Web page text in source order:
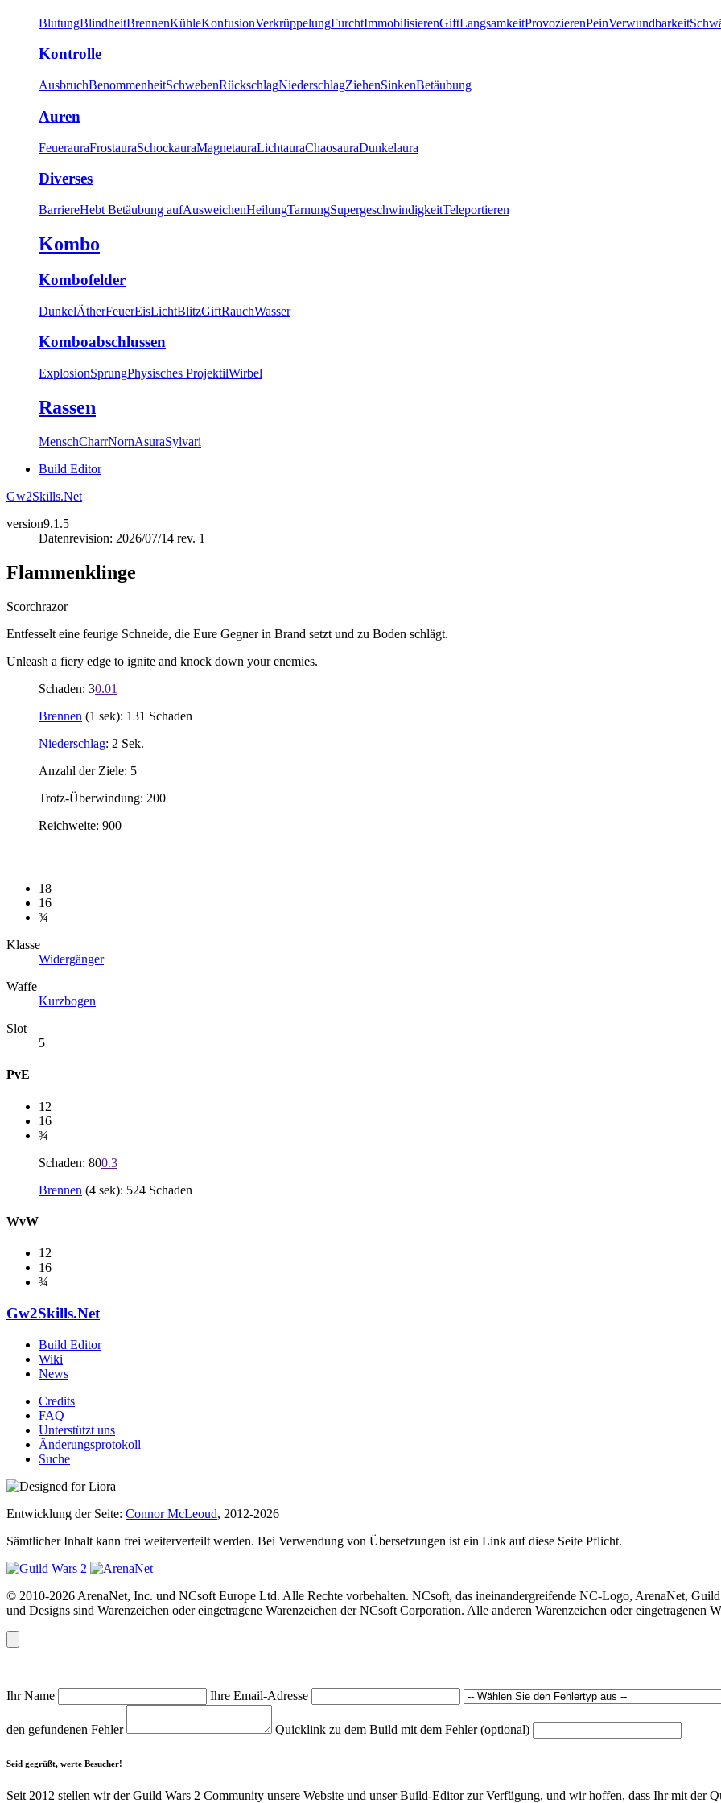
BlutungBlindheitBrennenKühleKonfusionVerkrüppelungFurchtImmobilisierenGiftLangsamkeitProvozierenPeinVerwundbarkeit
Kontrolle
AusbruchBenommenheitSchwebenRückschlagNiederschlagZiehenSinkenBetäubung
Auren
FeuerauraFrostauraSchockauraMagnetauraLichtauraChaosauraDunkelaura
Diverses
BarriereHebt Betäubung aufAusweichenHeilungTarnungSupergeschwindigkeitTeleportieren
Kombo
Kombofelder
DunkelÄtherFeuerEisLichtBlitzGiftRauchWasser
Komboabschlussen
ExplosionSprungPhysisches ProjektilWirbel
Rassen
MenschCharrNornAsuraSylvari
Build Editor
Gw2Skills.Net
version9.1.5
Datenrevision: 2026/07/14 rev. 1
Flammenklinge
Scorchrazor
Entfesselt eine feurige Schneide, die Eure Gegner in Brand setzt und zu Boden schlägt.
Unleash a fiery edge to ignite and knock down your enemies.
Schaden: 30.01
Brennen (1 sek): 131 Schaden
Niederschlag: 2 Sek.
Anzahl der Ziele: 5
Trotz-Überwindung: 200
Reichweite: 900
18
16
¾
Klasse
Widergänger
Waffe
Kurzbogen
Slot
5
PvE
12
16
¾
Schaden: 800.3
Brennen (4 sek): 524 Schaden
WvW
12
16
¾
Gw2Skills.Net
Build Editor
Wiki
News
Credits
FAQ
Unterstützt uns
Änderungsprotokoll
Suche
Entwicklung der Seite: Connor McLeoud, 2012-2026
Sämtlicher Inhalt kann frei weiterverteilt werden. Bei Verwendung von Übersetzungen ist ein Link auf diese Seite Pflicht.
© 2010-2026 ArenaNet, Inc. und NCsoft Europe Ltd. Alle Rechte vorbehalten. NCsoft, das ineinandergreifende NC-Logo, ArenaNet,
und Designs sind Warenzeichen oder eingetragene Warenzeichen der NCsoft Corporation. Alle anderen Warenzeichen oder eingetragenen
Ihr Name Ihre Email-Adresse
den gefundenen Fehler Quicklink zu dem Build mit dem Fehler (optional)
Seid gegrüßt, werte Besucher!
Seit 2012 stellen wir der Guild Wars 2 Community unsere Website und unser Build-Editor zur Verfügung, und wir hoffen, dass Ihr mit der